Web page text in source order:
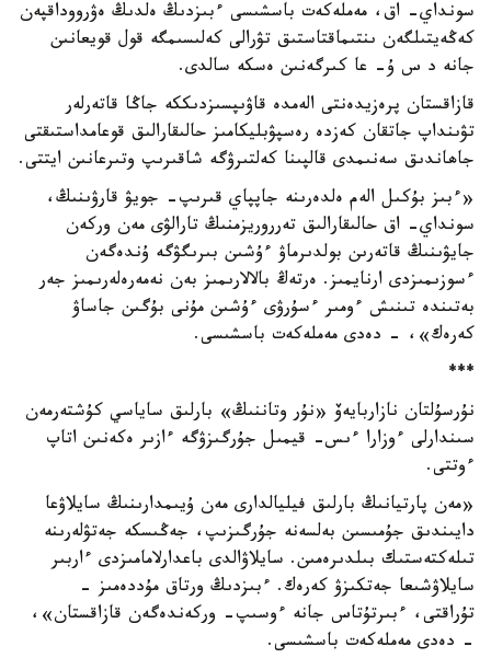
سونداي- اق، مەملەكەت باسشىسى ءبىزدىڭ ەلدىڭ ەۋرووداقپەن
كەڭەيتىلگەن ىنتىماقتاستىق تۋرالى كەلىسىمگە قول قويعانىن
جانە د س ۇ- عا كىرگەنىن ەسكە سالدى.
قازاقستان پرەزيدەنتى الەمدە قاۋىپسىزدىككە جاڭا قاتەرلەر
تۋىنداپ جاتقان كەزدە رەسپۋبليكامىز حالىقارالىق قوعامداستىقتى
جاھاندىق سەنىمدى قالپىنا كەلتىرۋگە شاقىرىپ وتىرعانىن ايتتى.
«ءبىز بۇكىل الەم ەلدەرىنە جاپپاي قىرىپ- جويۋ قارۋىنىڭ،
سونداي- اق حالىقارالىق تەرروريزمنىڭ تارالۋى مەن وركەن
جايۋىنىڭ قاتەرىن بولدىرماۋ ءۇشىن بىرىگۋگە ۇندەگەن
ءسوزىمىزدى ارنايمىز. ەرتەڭ بالالارىمىز بەن نەمەرەلەرىمىز جەر
بەتىندە تىنىش ءومىر ءسۇرۋى ءۇشىن مۇنى بۇگىن جاساۋ
كەرەك»، - دەدى مەملەكەت باسشىسى.
***
نۇرسۇلتان نازاربايەۆ «نۇر وتاننىڭ» بارلىق ساياسي كۇشتەرمەن
سىندارلى ءوزارا ءىس- قيمىل جۇرگىزۋگە ءازىر ەكەنىن اتاپ
ءوتتى.
«مەن پارتيانىڭ بارلىق فيليالدارى مەن ۇيىمدارىنىڭ سايلاۋعا
دايىندىق جۇمىسىن بەلسەنە جۇرگىزىپ، جەڭىسكە جەتۋلەرىنە
تىلەكتەستىك بىلدىرەمىن. سايلاۋالدى باعدارلامامىزدى ءاربىر
سايلاۋشىعا جەتكىزۋ كەرەك. ءبىزدىڭ ورتاق مۇددەمىز -
تۇراقتى، ءبىرتۇتاس جانە ءوسىپ- وركەندەگەن قازاقستان»،
- دەدى مەملەكەت باسشىسى.